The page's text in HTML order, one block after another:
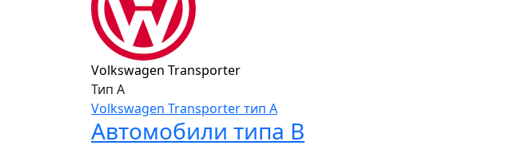
Volkswagen Transporter
Тип A
Volkswagen Transporter тип A
Автомобили типа B